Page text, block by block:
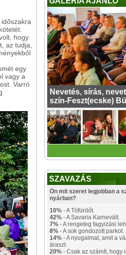
hogy
az tudja,
egy
vagy a
Varró
Nevetés, sírás,
szín-Feszt(ecske)
SZAVAZÁS
Ön mit szeret legjobban a
nyárban?
10% - A Tófürdőt.
42% - A Savaria Karnevált.
7% - A rengeteg fagyizási
8% - A sok gondozott parkot.
14% - A nyugalmat, amit a
áraszt.
20% - Csak az számít, hogy